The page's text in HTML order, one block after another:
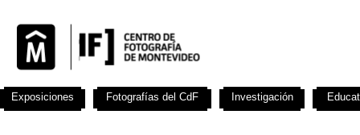
Exposiciones Fotografías del CdF Investigación